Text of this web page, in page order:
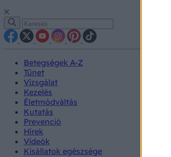
Betegségek A-Z
Tünet
Vizsgálat
Kezelés
Életmódváltás
Kutatás
Prevenció
Hírek
Videók
Kisállatok egészsége